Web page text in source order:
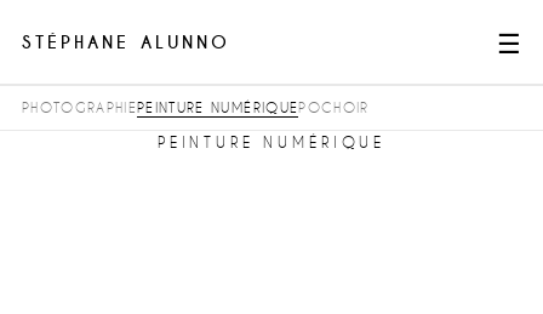
STÉPHANE ALUNNO
TRAVAUX
☰
PHOTOGRAPHIEPEINTURE NUMÉRIQUEPOCHOIR
PEINTURE NUMÉRIQUE